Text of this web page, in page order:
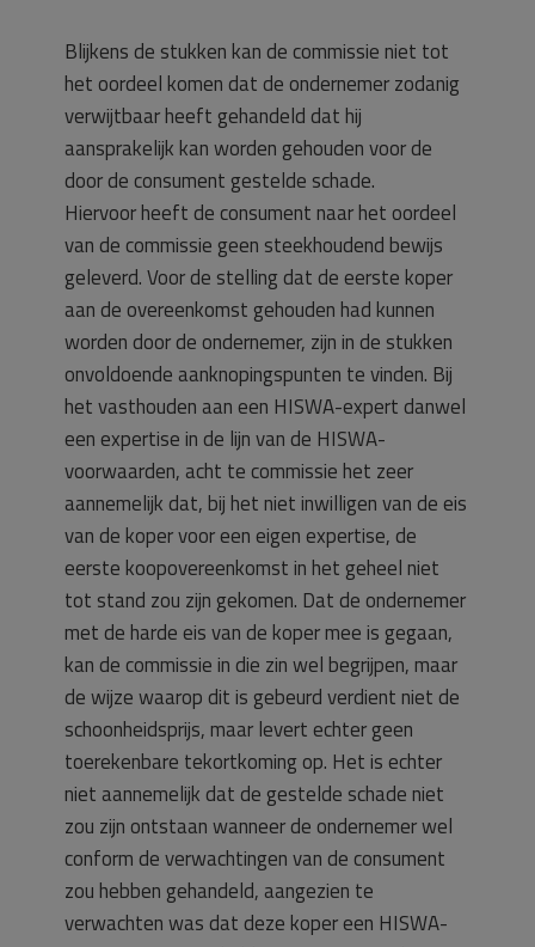
Blijkens de stukken kan de commissie niet tot
het oordeel komen dat de ondernemer zodanig
verwijtbaar heeft gehandeld dat hij
aansprakelijk kan worden gehouden voor de
door de consument gestelde schade.
Hiervoor heeft de consument naar het oordeel
van de commissie geen steekhoudend bewijs
geleverd. Voor de stelling dat de eerste koper
aan de overeenkomst gehouden had kunnen
worden door de ondernemer, zijn in de stukken
onvoldoende aanknopingspunten te vinden. Bij
het vasthouden aan een HISWA-expert danwel
een expertise in de lijn van de HISWA-
voorwaarden, acht te commissie het zeer
aannemelijk dat, bij het niet inwilligen van de eis
van de koper voor een eigen expertise, de
eerste koopovereenkomst in het geheel niet
tot stand zou zijn gekomen. Dat de ondernemer
met de harde eis van de koper mee is gegaan,
kan de commissie in die zin wel begrijpen, maar
de wijze waarop dit is gebeurd verdient niet de
schoonheidsprijs, maar levert echter geen
toerekenbare tekortkoming op. Het is echter
niet aannemelijk dat de gestelde schade niet
zou zijn ontstaan wanneer de ondernemer wel
conform de verwachtingen van de consument
zou hebben gehandeld, aangezien te
verwachten was dat deze koper een HISWA-